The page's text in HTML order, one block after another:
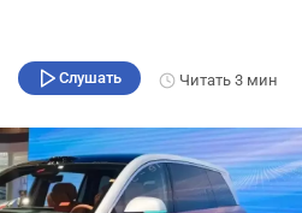
Слушать Читать 3 мин